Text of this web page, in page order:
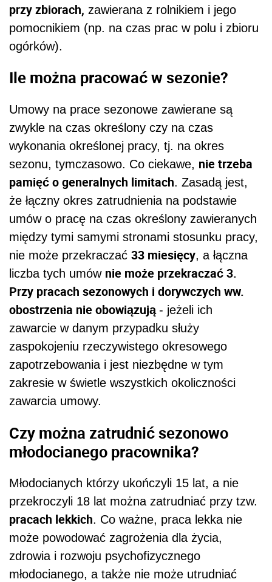
przy zbiorach, zawierana z rolnikiem i jego
pomocnikiem (np. na czas prac w polu i zbioru
ogórków).
Ile można pracować w sezonie?
Umowy na prace sezonowe zawierane są
zwykle na czas określony czy na czas
wykonania określonej pracy, tj. na okres
sezonu, tymczasowo. Co ciekawe, nietrzeba
pamięć ogeneralnych limitach. Zasadą jest,
że łączny okres zatrudnienia na podstawie
umów o pracę na czas określony zawieranych
między tymi samymi stronami stosunku pracy,
nie może przekraczać 33 miesięcy, a łączna
liczba tych umów nie może przekraczać 3.
Przy pracach sezonowych i dorywczych ww.
obostrzenia nie obowiązują- jeżeli ich
zawarcie w danym przypadku służy
zaspokojeniu rzeczywistego okresowego
zapotrzebowania i jest niezbędne w tym
zakresie w świetle wszystkich okoliczności
zawarcia umowy.
Czy można zatrudnić sezonowo
młodocianego pracownika?
Młodocianych którzy ukończyli 15 lat, a nie
przekroczyli 18 lat można zatrudniać przy tzw.
pracach lekkich. Co ważne, praca lekka nie
może powodować zagrożenia dla życia,
zdrowia i rozwoju psychofizycznego
młodocianego, a także nie może utrudniać